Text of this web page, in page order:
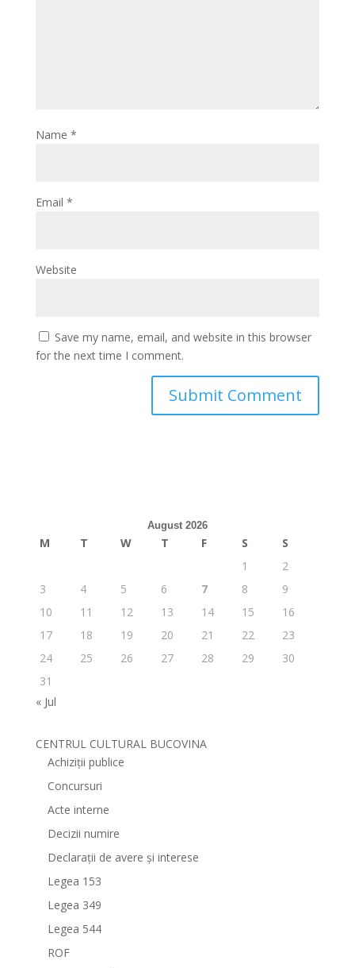
Name *
Email *
Website
Save my name, email, and website in this browser
for the next time I comment.
August 2026
M T W T F S
S
1
2
3
4 5 6 7 8
9
10
11 12 13 14 15
16
17
18 19 20 21 22
23
24
25 26 27 28 29
30
31
« Jul
CENTRUL CULTURAL BUCOVINA
Achiziții publice
Concursuri
Acte interne
Decizii numire
Declarații de avere și interese
Legea 153
Legea 349
Legea 544
ROF